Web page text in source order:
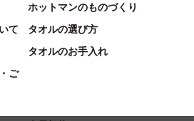
て
ご
ホットマンのものづくり
タオルの選び方
タオルのお手入れ